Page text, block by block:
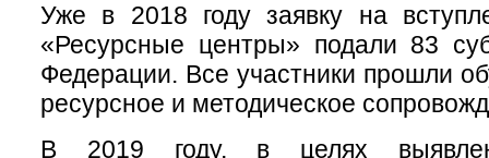
Уже в 2018 году заявку на
«Ресурсные центры» подали 83
Федерации. Все участники прошли
ресурсное и методическое
В 2019 году, в целях